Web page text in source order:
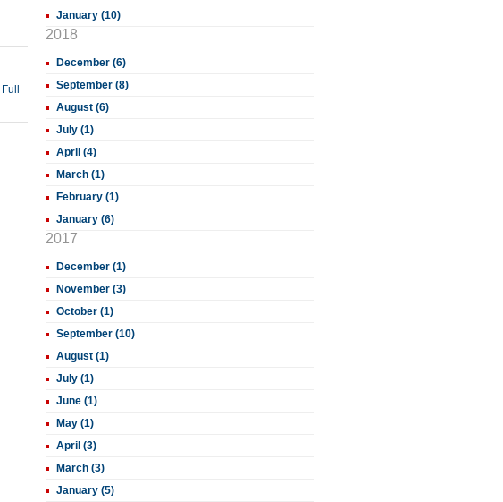
Full
January (10)
2018
December (6)
September (8)
August (6)
July (1)
April (4)
March (1)
February (1)
January (6)
2017
December (1)
November (3)
October (1)
September (10)
August (1)
July (1)
June (1)
May (1)
April (3)
March (3)
January (5)